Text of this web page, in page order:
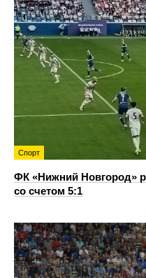
Спорт
ФК «Нижний Новгород»
со счетом 5:1